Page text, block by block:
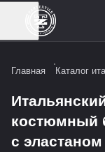
Главная Каталог
костюмный
с эластаном